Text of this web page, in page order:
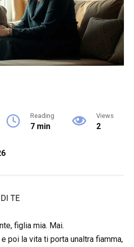
Reading
7 min
Views
2
TE
figlia mia. Mai.
poi la vita ti porta unaltra fiamma,